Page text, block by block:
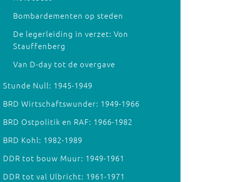
Bombardementen op steden
De legerleiding in verzet: Von
Stauffenberg
Van D-day tot de overgave
Stunde Null: 1945-1949
BRD Wirtschaftswunder: 1949-1966
BRD Ostpolitik en RAF: 1966-1982
BRD Kohl: 1982-1989
DDR tot bouw Muur: 1949-1961
DDR tot val Ulbricht: 1961-1971